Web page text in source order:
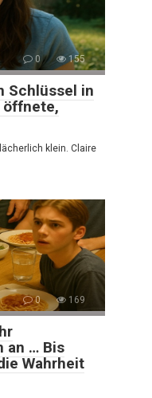
0 155
Schlüssel in
öffnete,
klein. Claire
0 169
an … Bis
Wahrheit